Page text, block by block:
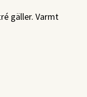
gäller. Varmt